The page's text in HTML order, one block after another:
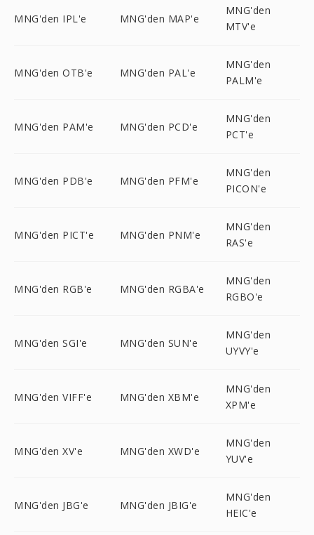
MNG'den IPL'e MNG'den MAP'e
MNG'den
MTV'e
MNG'den OTB'e MNG'den PAL'e
MNG'den
PALM'e
MNG'den PAM'e MNG'den PCD'e
MNG'den
PCT'e
MNG'den PDB'e MNG'den PFM'e
MNG'den
PICON'e
MNG'den PICT'e MNG'den PNM'e
MNG'den
RAS'e
MNG'den RGB'e MNG'den RGBA'e
MNG'den
RGBO'e
MNG'den SGI'e MNG'den SUN'e
MNG'den
UYVY'e
MNG'den VIFF'e MNG'den XBM'e
MNG'den
XPM'e
MNG'den XV'e MNG'den XWD'e
MNG'den
YUV'e
MNG'den JBG'e MNG'den JBIG'e
MNG'den
HEIC'e